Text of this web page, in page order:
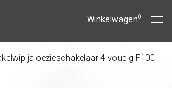
Winkelwagen0
jaloezieschakelaar 4-voudig F100